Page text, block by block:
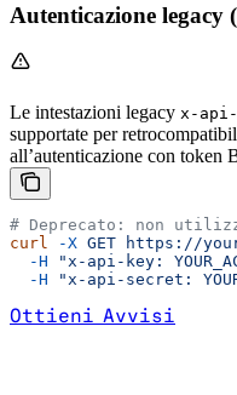
Autenticazione legacy
Le intestazioni legacy x-
supportate per
all’autenticazione con token
# Deprecato: non
curl -X GET https://
  -H
"x-api-key:
  -H
"x-api-secret:
Ottieni Avvisi